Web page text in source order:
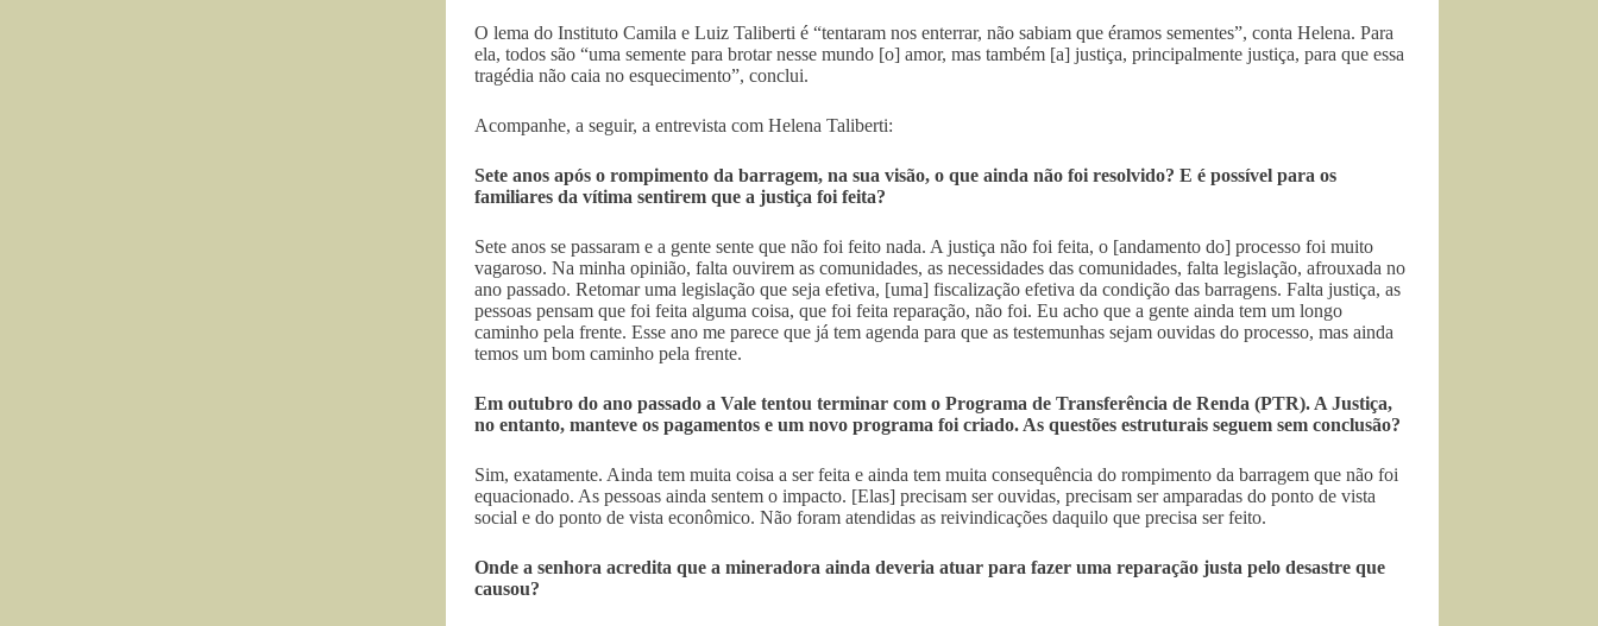
O lema do Instituto Camila e Luiz Taliberti é “tentaram nos enterrar, não sabiam que éramos sementes”, conta Helena. Para
ela, todos são “uma semente para brotar nesse mundo [o] amor, mas também [a] justiça, principalmente justiça, para que essa
tragédia não caia no esquecimento”, conclui.
Acompanhe, a seguir, a entrevista com Helena Taliberti:
Sete anos após o rompimento da barragem, na sua visão, o que ainda não foi resolvido? E é possível para os
familiares da vítima sentirem que a justiça foi feita?
Sete anos se passaram e a gente sente que não foi feito nada. A justiça não foi feita, o [andamento do] processo foi muito
vagaroso. Na minha opinião, falta ouvirem as comunidades, as necessidades das comunidades, falta legislação, afrouxada no
ano passado. Retomar uma legislação que seja efetiva, [uma] fiscalização efetiva da condição das barragens. Falta justiça, as
pessoas pensam que foi feita alguma coisa, que foi feita reparação, não foi. Eu acho que a gente ainda tem um longo
caminho pela frente. Esse ano me parece que já tem agenda para que as testemunhas sejam ouvidas do processo, mas ainda
temos um bom caminho pela frente.
Em outubro do ano passado a Vale tentou terminar com o Programa de Transferência de Renda (PTR). A Justiça,
no entanto, manteve os pagamentos e um novo programa foi criado. As questões estruturais seguem sem conclusão?
Sim, exatamente. Ainda tem muita coisa a ser feita e ainda tem muita consequência do rompimento da barragem que não foi
equacionado. As pessoas ainda sentem o impacto. [Elas] precisam ser ouvidas, precisam ser amparadas do ponto de vista
social e do ponto de vista econômico. Não foram atendidas as reivindicações daquilo que precisa ser feito.
Onde a senhora acredita que a mineradora ainda deveria atuar para fazer uma reparação justa pelo desastre que
causou?